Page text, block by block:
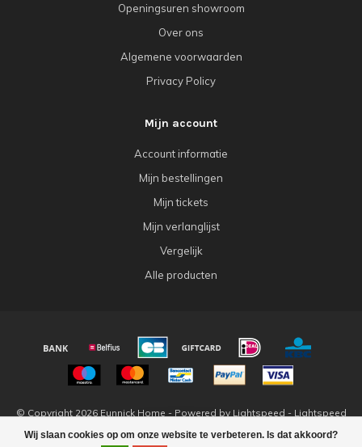
Wij slaan cookies op om onze website te verbeteren. Is dat akkoord?
Openingsuren showroom
Over ons
Algemene voorwaarden
Privacy Policy
Mijn account
Account informatie
Mijn bestellingen
Mijn tickets
Mijn verlanglijst
Vergelijk
Alle producten
© Copyright 2026 Eunnick Home - Powered by Lightspeed - Lightspeed
designbyDyvelopment
FILTERS